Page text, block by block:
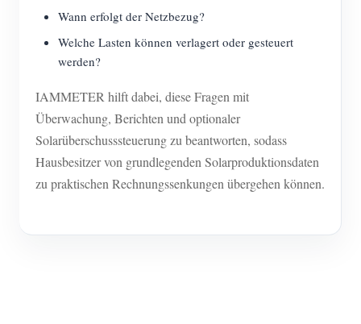
Wann erfolgt der Netzbezug?
Welche Lasten können verlagert oder gesteuert
werden?
IAMMETER hilft dabei, diese Fragen mit
Überwachung, Berichten und optionaler
Solarüberschusssteuerung zu beantworten, sodass
Hausbesitzer von grundlegenden Solarproduktionsdaten
zu praktischen Rechnungssenkungen übergehen können.